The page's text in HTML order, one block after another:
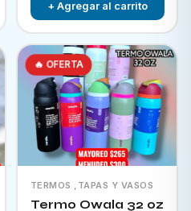
+ Agregar al carrito
🔥 OFERTA
TERMOS ,TAPAS Y VASOS
Termo Owala 32 oz